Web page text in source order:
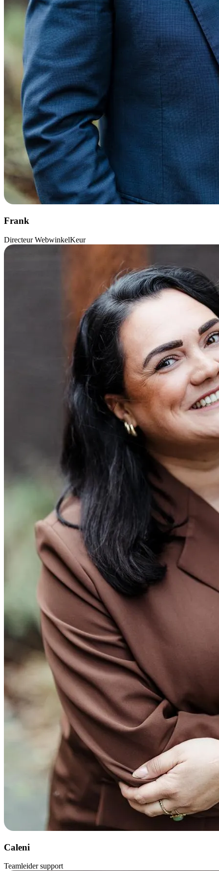
Frank
Directeur WebwinkelKeur
Caleni
Teamleider support